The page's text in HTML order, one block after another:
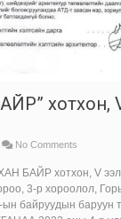
хотхон,
No Comments
БАЙР хотхон, V
3-р хороолол,
байруудын баруун